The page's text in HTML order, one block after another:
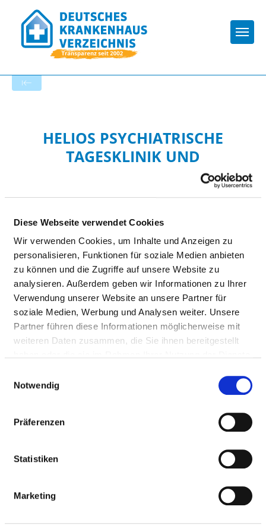
Diese Webseite verwendet Cookies
Wir verwenden Cookies, um Inhalte und Anzeigen zu
personalisieren, Funktionen für soziale Medien anbieten
zu können und die Zugriffe auf unsere Website zu
analysieren. Außerdem geben wir Informationen zu Ihrer
Verwendung unserer Website an unsere Partner für
soziale Medien, Werbung und Analysen weiter. Unsere
Partner führen diese Informationen möglicherweise mit
weiteren Daten zusammen, die Sie ihnen bereitgestellt
Notwendig
Präferenzen
Statistiken
Marketing
HELIOS PSYCHIATRISCHE
TAGESKLINIK UND
INSTITUTSAMBULANZ
RIBNITZ-DAMGARTEN
Passend dazu:
Medizinisch-pflegerische Leistungen
Service & Ausstattung
MEDIZINISCHES LEISTUNGSANGEBOT
behandelt? Welche Behandlungsmethoden bietet
dieses Krankenhaus an?
Suchen Sie Krankheiten und Behandlungen, die in
diesem Krankenhaus behandelt oder durchgeführt